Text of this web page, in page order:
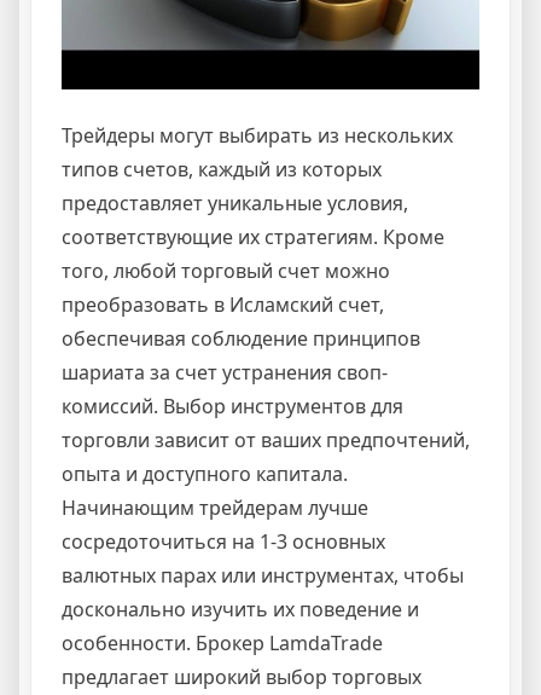
Трейдеры могут выбирать из нескольких
типов счетов, каждый из которых
предоставляет уникальные условия,
соответствующие их стратегиям. Кроме
того, любой торговый счет можно
преобразовать в Исламский счет,
обеспечивая соблюдение принципов
шариата за счет устранения своп-
комиссий. Выбор инструментов для
торговли зависит от ваших предпочтений,
опыта и доступного капитала.
Начинающим трейдерам лучше
сосредоточиться на 1-3 основных
валютных парах или инструментах, чтобы
досконально изучить их поведение и
особенности. Брокер LamdaTrade
предлагает широкий выбор торговых